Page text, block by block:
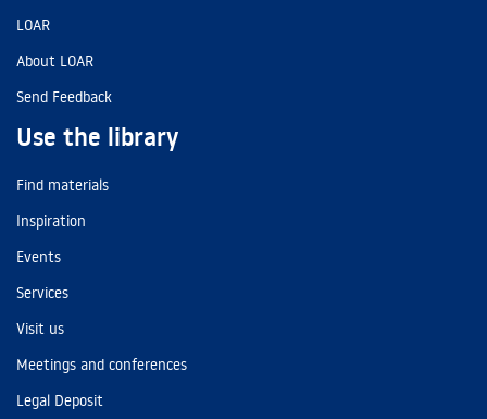
LOAR
About LOAR
Send Feedback
Use the library
Find materials
Inspiration
Events
Services
Visit us
Meetings and conferences
Legal Deposit